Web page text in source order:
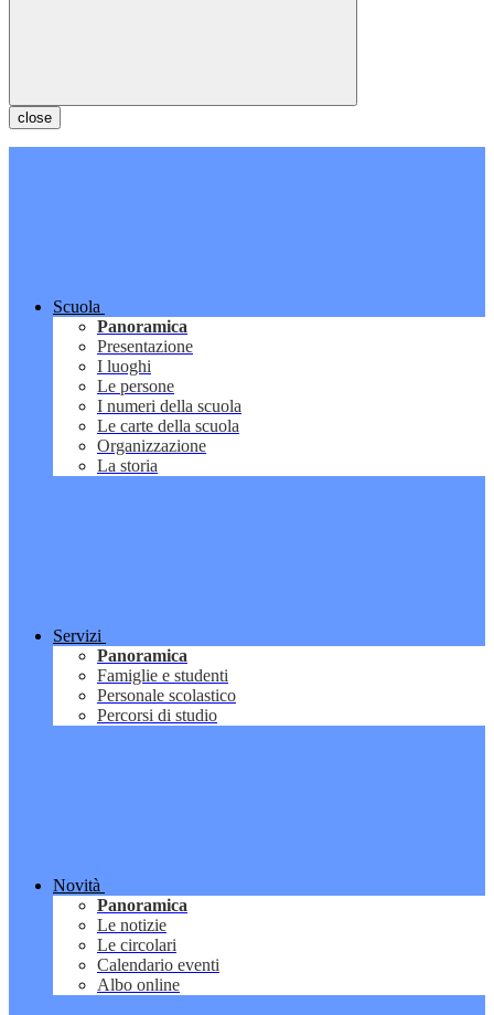
close
Scuola
Panoramica
Presentazione
I luoghi
Le persone
I numeri della scuola
Le carte della scuola
Organizzazione
La storia
Servizi
Panoramica
Famiglie e studenti
Personale scolastico
Percorsi di studio
Novità
Panoramica
Le notizie
Le circolari
Calendario eventi
Albo online